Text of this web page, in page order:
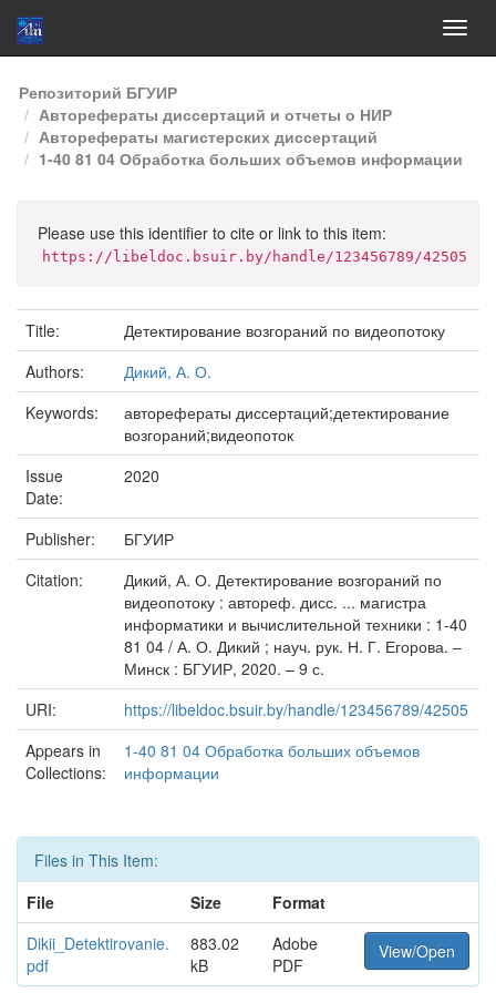
Skip
navigation
Репозиторий БГУИР
Авторефераты диссертаций и отчеты о НИР
Авторефераты магистерских диссертаций
1-40 81 04 Обработка больших объемов информации
Please use this identifier to cite or link to this item:
https://libeldoc.bsuir.by/handle/123456789/42505
Title:
Детектирование возгораний по видеопотоку
Authors:
Дикий, А. О.
Keywords:
авторефераты диссертаций;детектирование
возгораний;видеопоток
Issue
Date:
2020
Publisher:
БГУИР
Citation:
Дикий, А. О. Детектирование возгораний по
видеопотоку : автореф. дисс. ... магистра
информатики и вычислительной техники : 1-40
81 04 / А. О. Дикий ; науч. рук. Н. Г. Егорова. –
Минск : БГУИР, 2020. – 9 с.
URI:
https://libeldoc.bsuir.by/handle/123456789/42505
Appears in
Collections:
1-40 81 04 Обработка больших объемов
информации
Files in This Item:
File
Size
Format
Dikii_Detektirovanie.
pdf
883.02
kB
Adobe
PDF
View/Open